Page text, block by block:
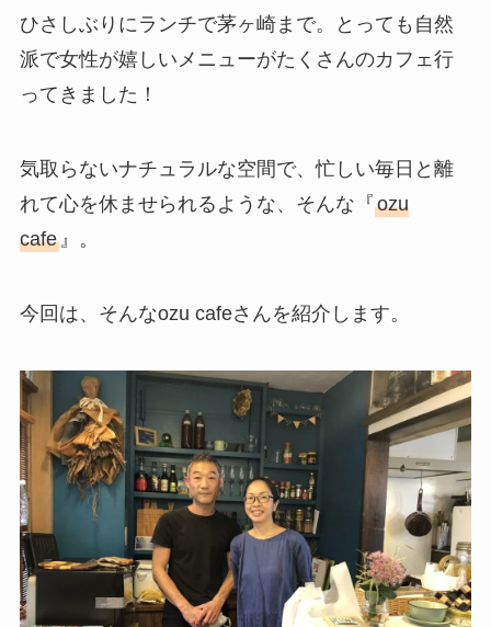
ひさしぶりにランチで茅ヶ崎まで。とっても自然
派で女性が嬉しいメニューがたくさんのカフェ行
ってきました！
気取らないナチュラルな空間で、忙しい毎日と離
れて心を休ませられるような、そんな『ozu
cafe』。
今回は、そんなozu cafeさんを紹介します。